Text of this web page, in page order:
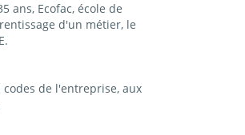
ans, Ecofac, école de
d'un métier, le
de l'entreprise, aux